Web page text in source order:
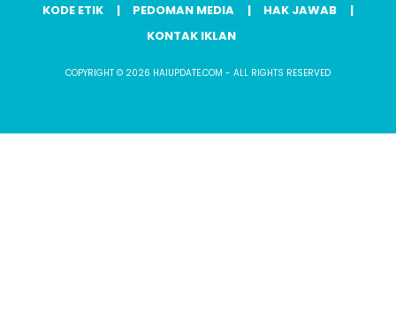
KODE ETIK
PEDOMAN MEDIA
HAK JAWAB
KONTAK IKLAN
COPYRIGHT © 2026 HAIUPDATE.COM - ALL RIGHTS RESERVED